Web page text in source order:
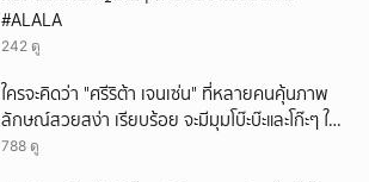
#ALALA
242 ดู
ใครจะคิดว่า "ศรีริต้า เจนเซ่น" ที่หลายคนคุ้นภาพ
ลักษณ์สวยสง่า เรียบร้อย จะมีมุมโบ๊ะบ๊ะและโก๊ะๆ ให้
ได้อมยิ้มเหมือนกัน งานนี้ทำเอาแฟนๆ ทั้งเอ็นดูทั้ง
788 ดู